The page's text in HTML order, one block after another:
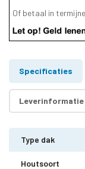
Of betaal in
Specificaties
Leverinformatie
Type dak
Houtsoort